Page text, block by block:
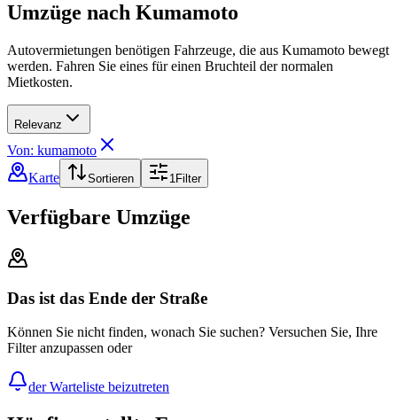
Umzüge nach Kumamoto
Autovermietungen benötigen Fahrzeuge, die aus Kumamoto bewegt
werden. Fahren Sie eines für einen Bruchteil der normalen
Mietkosten.
Relevanz
Von: kumamoto
Karte
Sortieren 1Filter
Verfügbare Umzüge
Das ist das Ende der Straße
Können Sie nicht finden, wonach Sie suchen? Versuchen Sie, Ihre
Filter anzupassen oder
der Warteliste beizutreten